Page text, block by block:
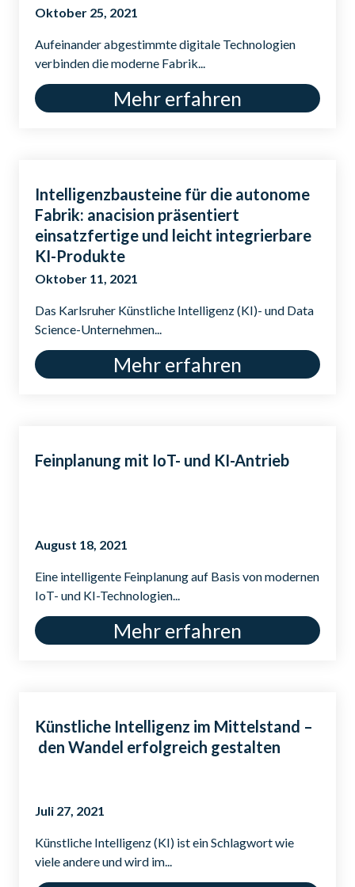
Oktober 25, 2021
Aufeinander abgestimmte digitale Technologien
verbinden die moderne Fabrik...
Mehr erfahren
Intelligenzbausteine für die autonome
Fabrik: anacision präsentiert
einsatzfertige und leicht integrierbare
KI-Produkte
Oktober 11, 2021
Das Karlsruher Künstliche Intelligenz (KI)- und Data
Science-Unternehmen...
Mehr erfahren
Feinplanung mit IoT- und KI-Antrieb
August 18, 2021
Eine intelligente Feinplanung auf Basis von modernen
IoT- und KI-Technologien...
Mehr erfahren
Künst­li­che In­tel­li­genz im Mit­tel­stand –
den Wan­del er­folg­reich ge­stal­ten
Juli 27, 2021
Künstliche Intelligenz (KI) ist ein Schlagwort wie
viele andere und wird im...